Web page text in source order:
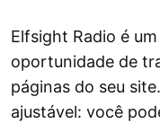
Elfsight Radio é
oportunidade de
páginas do seu
ajustável: você